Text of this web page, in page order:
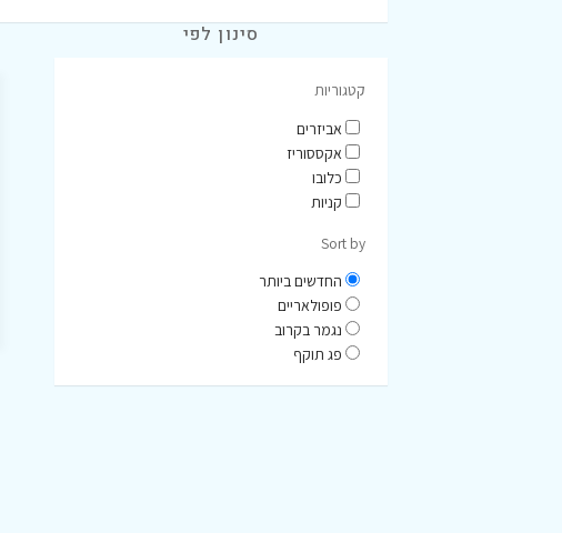
סינון לפי
קטגוריות
אביזרים
אקססוריז
כלובו
קניות
Sort by
החדשים ביותר
פופולאריים
נגמר בקרוב
פג תוקף